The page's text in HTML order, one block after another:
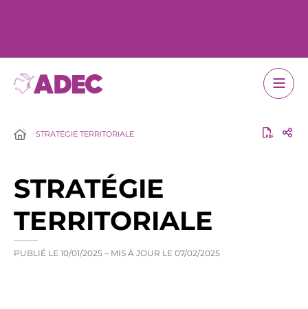
STRATÉGIE TERRITORIALE
STRATÉGIE
TERRITORIALE
PUBLIÉ LE 10/01/2025 – MIS À JOUR LE 07/02/2025